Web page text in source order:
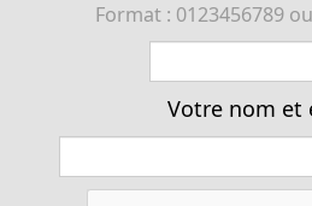
Format : 0123456789
Votre nom et